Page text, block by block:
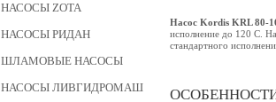
НАСОСЫ ZOTA
НАСОСЫ РИДАН
ШЛАМОВЫЕ НАСОСЫ
НАСОСЫ ЛИВГИДРОМАШ
Насос Kordis KRL 80-
исполнение до 120 С.
стандартного